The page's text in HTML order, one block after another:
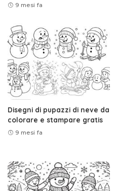
9 mesi fa
Disegni di pupazzi di neve da
colorare e stampare gratis
9 mesi fa